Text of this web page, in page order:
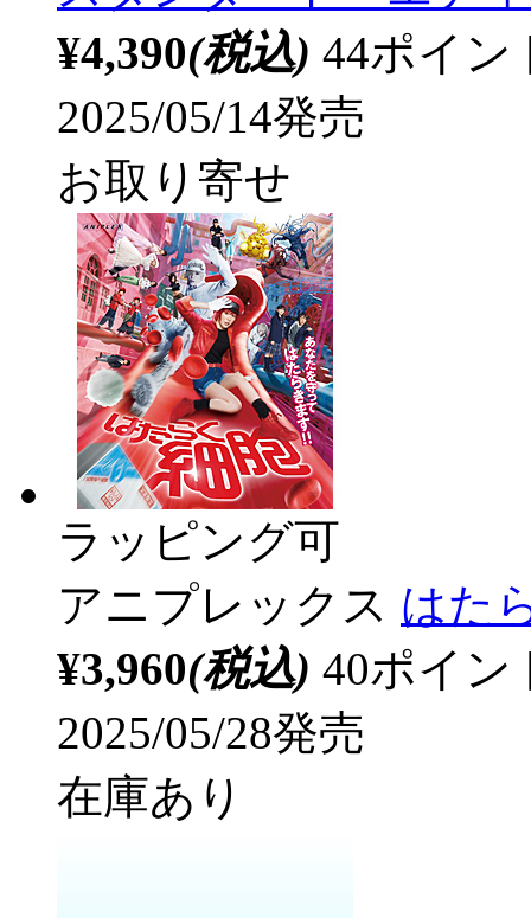
¥4,390(税込) 44ポイ
2025/05/14発売
お取り寄せ
ラッピング可
アニプレックス はた
¥3,960(税込) 40ポイ
2025/05/28発売
在庫あり